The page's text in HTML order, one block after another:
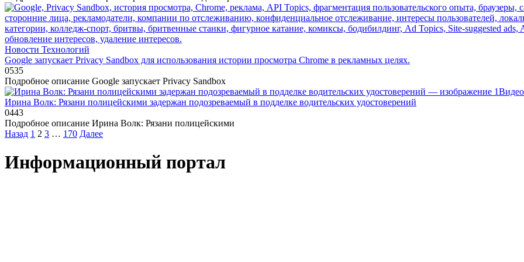
Новости Технологий
Google запускает Privacy Sandbox для использования истории просмотра Chrome в рекламных целях.
0535
Подробное описание Google запускает Privacy Sandbox
Ирина Волк: Рязани полицейскими задержан подозреваемый в подделке водительских удостоверений
0443
Подробное описание Ирина Волк: Рязани полицейскими
Пагинация
Назад 1 2 3 … 170 Далее
Информационный портал